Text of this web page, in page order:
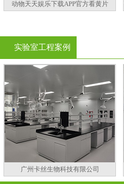
动物天天娱乐下载APP官方看黄片
实验室工程案例
广州卡丝生物科技有限公司